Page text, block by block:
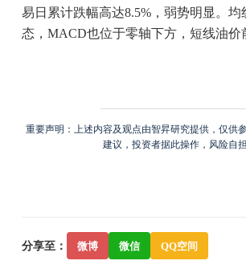
易日累计跌幅高达8.5%，弱势明显。
态，MACD也位于零轴下方，短线油价
重要声明：上述内容及观点由智昇研究提供，仅供
建议，投资者据此操作，风险自担
分享至： 微博 微信 QQ空间